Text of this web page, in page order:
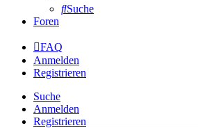
Suche
Foren
FAQ
Anmelden
Registrieren
Suche
Anmelden
Registrieren